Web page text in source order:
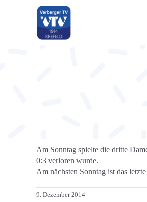
Am Sonntag spielte die dritte
0:3 verloren wurde.
Am nächsten Sonntag ist das
9. Dezember 2014